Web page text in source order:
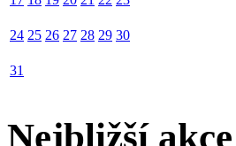
24 25 26 27 28 29 30
31
Nejbližší akce